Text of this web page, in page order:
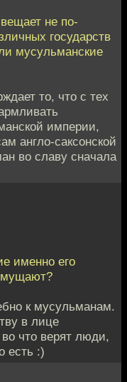
не по-
государств
мусульманские
то, что с тех
империи,
англо-саксонской
во славу сначала
именно его
к мусульманам.
в лице
во что верят люди,
есть :)